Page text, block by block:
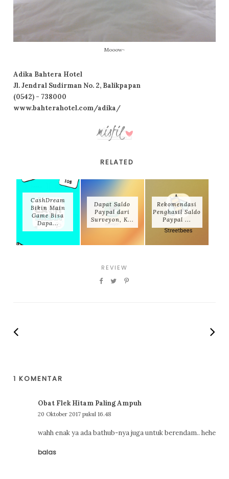
Mooow~
Adika Bahtera Hotel
Jl. Jendral Sudirman No. 2, Balikpapan
(0542) - 738000
www.bahterahotel.com/adika/
RELATED
CashDream
Bikin Main
Game Bisa
Dapa...
Dapat Saldo
Paypal dari
Surveyon, K...
Rekomendasi
Penghasil Saldo
Paypal ...
REVIEW
1 KOMENTAR
Obat Flek Hitam Paling Ampuh
20 Oktober 2017 pukul 16.48
wahh enak ya ada bathub-nya juga untuk berendam.. hehe
balas